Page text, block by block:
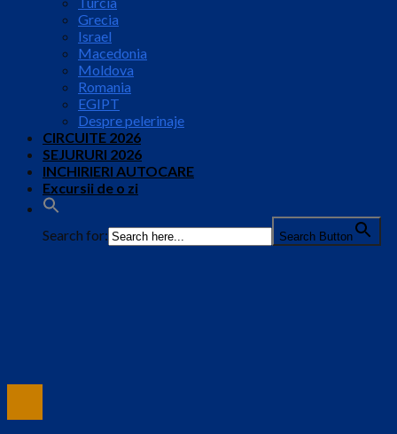
Grecia
Israel
Macedonia
Moldova
Romania
EGIPT
Despre pelerinaje
CIRCUITE 2026
SEJURURI 2026
INCHIRIERI AUTOCARE
Excursii de o zi
Search for: Search Button